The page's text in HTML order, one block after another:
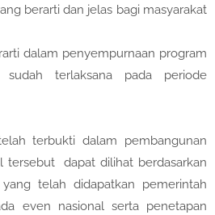
berarti dan jelas bagi masyarakat
dalam penyempurnaan program
terlaksana pada periode
terbukti dalam pembangunan
tersebut dapat dilihat berdasarkan
telah didapatkan pemerintah
even nasional serta penetapan